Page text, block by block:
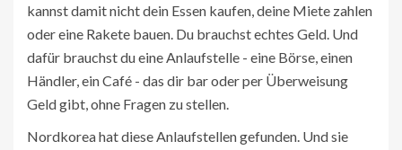
kannst damit nicht dein Essen kaufen, deine Miete zahlen
oder eine Rakete bauen. Du brauchst echtes Geld. Und
dafür brauchst du eine Anlaufstelle - eine Börse, einen
Händler, ein Café - das dir bar oder per Überweisung
Geld gibt, ohne Fragen zu stellen.
Nordkorea hat diese Anlaufstellen gefunden. Und sie